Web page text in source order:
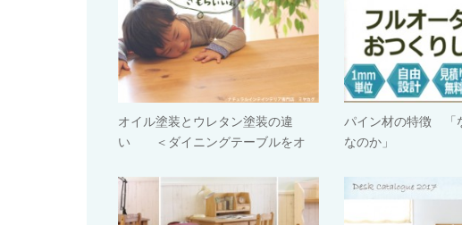
オイル塗装とウレタン塗装の違
い ＜ダイニングテーブルをオ
パイン材の特徴 「
なのか」